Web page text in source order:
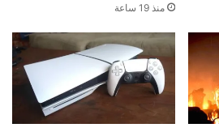
منذ 19 ساعة